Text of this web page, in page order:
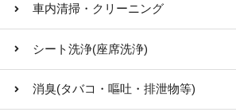
車内清掃・クリーニング
シート洗浄(座席洗浄)
消臭(タバコ・嘔吐・排泄物等)